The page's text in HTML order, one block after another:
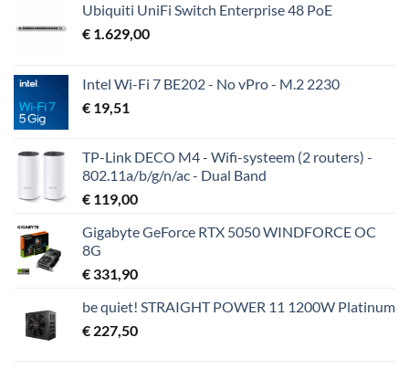
Ubiquiti UniFi Switch Enterprise 48 PoE
€ 1.629,00
Intel Wi-Fi 7 BE202 - No vPro - M.2 2230
€ 19,51
TP-Link DECO M4 - Wifi-systeem (2 routers) -
802.11a/b/g/n/ac - Dual Band
€ 119,00
Gigabyte GeForce RTX 5050 WINDFORCE OC
8G
€ 331,90
be quiet! STRAIGHT POWER 11 1200W Platinum
€ 227,50